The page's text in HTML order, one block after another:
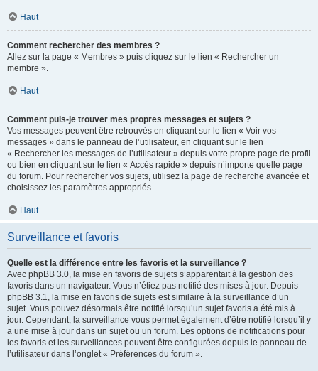
Haut
Comment rechercher des membres ?
Allez sur la page « Membres » puis cliquez sur le lien « Rechercher un
membre ».
Haut
Comment puis-je trouver mes propres messages et sujets ?
Vos messages peuvent être retrouvés en cliquant sur le lien « Voir vos
messages » dans le panneau de l’utilisateur, en cliquant sur le lien
« Rechercher les messages de l’utilisateur » depuis votre propre page de profil
ou bien en cliquant sur le lien « Accès rapide » depuis n’importe quelle page
du forum. Pour rechercher vos sujets, utilisez la page de recherche avancée et
choisissez les paramètres appropriés.
Haut
Surveillance et favoris
Quelle est la différence entre les favoris et la surveillance ?
Avec phpBB 3.0, la mise en favoris de sujets s’apparentait à la gestion des
favoris dans un navigateur. Vous n’étiez pas notifié des mises à jour. Depuis
phpBB 3.1, la mise en favoris de sujets est similaire à la surveillance d’un
sujet. Vous pouvez désormais être notifié lorsqu’un sujet favoris a été mis à
jour. Cependant, la surveillance vous permet également d’être notifié lorsqu’il y
a une mise à jour dans un sujet ou un forum. Les options de notifications pour
les favoris et les surveillances peuvent être configurées depuis le panneau de
l’utilisateur dans l’onglet « Préférences du forum ».